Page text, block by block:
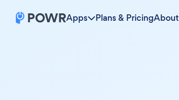
Apps Plans & PricingAbout